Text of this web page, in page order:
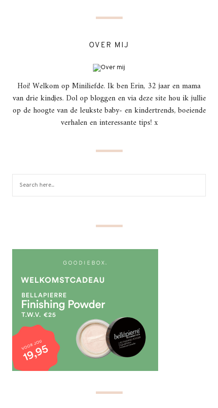
OVER MIJ
Hoi! Welkom op Miniliefde. Ik ben Erin, 32 jaar en mama
van drie kindjes. Dol op bloggen en via deze site hou ik jullie
op de hoogte van de leukste baby- en kindertrends, boeiende
verhalen en interessante tips! x